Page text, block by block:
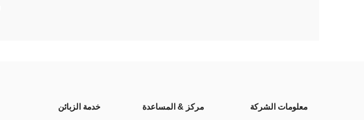
معلومات الشركة
مركز & المساعدة
خدمة الزبائن